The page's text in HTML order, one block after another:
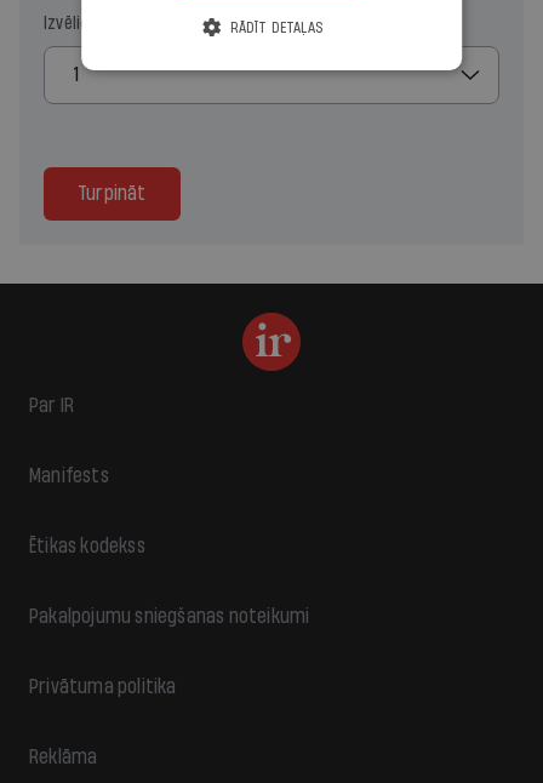
Izvēlies kopiju skaitu
1
Turpināt
Par IR
Manifests
Ētikas kodekss
Pakalpojumu sniegšanas noteikumi
Privātuma politika
Reklāma
RĀDĪT DETAĻAS